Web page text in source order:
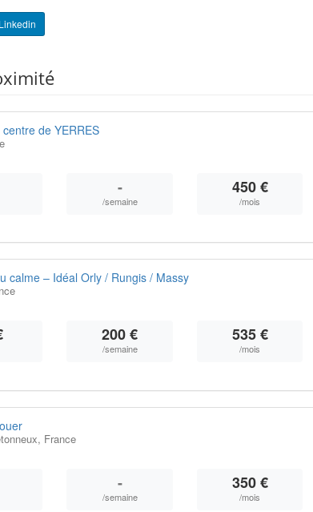
Linkedin
de YERRES
-
/semaine
450 €
/mois
calme – Idéal Orly / Rungis / Massy
200 €
/semaine
535 €
/mois
France
-
/semaine
350 €
/mois